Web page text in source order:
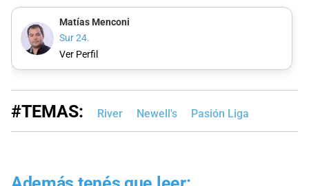
Matías Menconi
Sur 24.
Ver Perfil
#TEMAS: River Newell's Pasión Liga